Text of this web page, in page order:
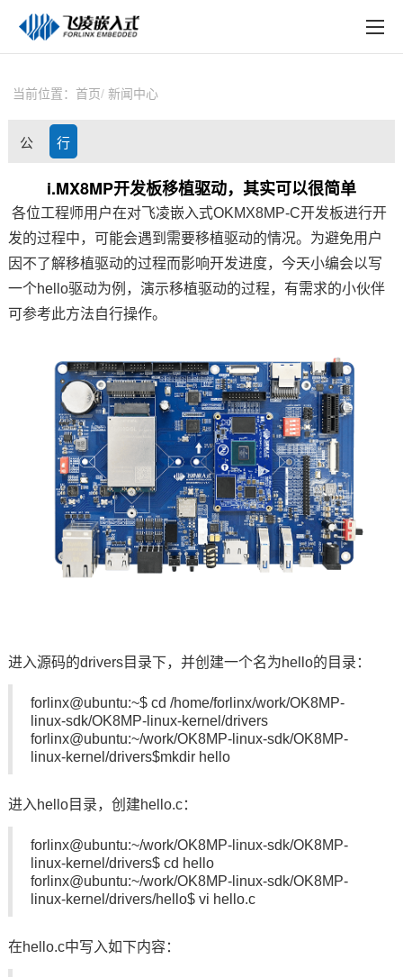
技术与支持
在线文档
方案定制
天猫商城
淘宝商城
新闻中心
技术论坛
在线购买
当前位置： 首页 新闻中心
公
动
态
行
业
资
讯
i.MX8MP开发板移植驱动，其实可以很简单
各位工程师用户在对飞凌嵌入式OKMX8MP-C开发板进行开
发的过程中，可能会遇到需要移植驱动的情况。为避免用户
因不了解移植驱动的过程而影响开发进度，今天小编会以写
一个hello驱动为例，演示移植驱动的过程，有需求的小伙伴
可参考此方法自行操作。
进入源码的drivers目录下，并创建一个名为hello的目录：
forlinx@ubuntu:~$ cd /home/forlinx/work/OK8MP-
linux-sdk/OK8MP-linux-kernel/drivers
forlinx@ubuntu:~/work/OK8MP-linux-sdk/OK8MP-
linux-kernel/drivers$mkdir hello
进入hello目录，创建hello.c：
forlinx@ubuntu:~/work/OK8MP-linux-sdk/OK8MP-
linux-kernel/drivers$ cd hello
forlinx@ubuntu:~/work/OK8MP-linux-sdk/OK8MP-
linux-kernel/drivers/hello$ vi hello.c
在hello.c中写入如下内容：